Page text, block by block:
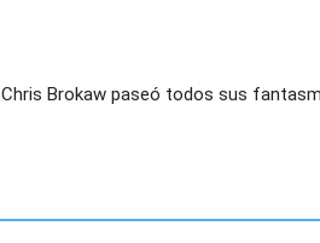
Chris Brokaw paseó todos sus